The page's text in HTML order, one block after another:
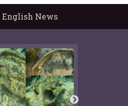
English News